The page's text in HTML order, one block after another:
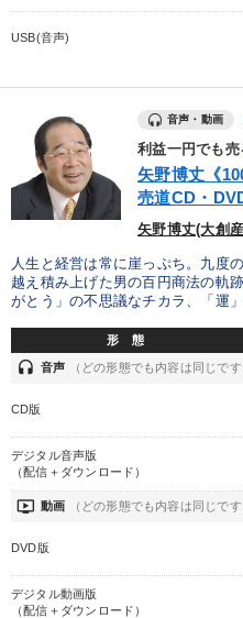
USB(音声)
音声・動画
利益一円でも売
矢野博丈《
売道CD・
矢野博丈(大創
人生と経営は常に崖っぷち。九度
越え積み上げた男の百円商法の軌
がとう」の不思議なチカラ、「運
形 態
headset 音声 （どの形態でも内容は同じです
CD版
デジタル音声版
（配信＋ダウンロード）
ondemand_video 動画 （どの形態でも内容は同じです
DVD版
デジタル動画版
（配信＋ダウンロード）